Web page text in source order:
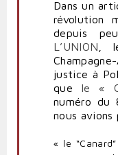
Dans un
révolution
depuis
L’UNION ,
justice à
que le «
numéro du
nous avions
« le